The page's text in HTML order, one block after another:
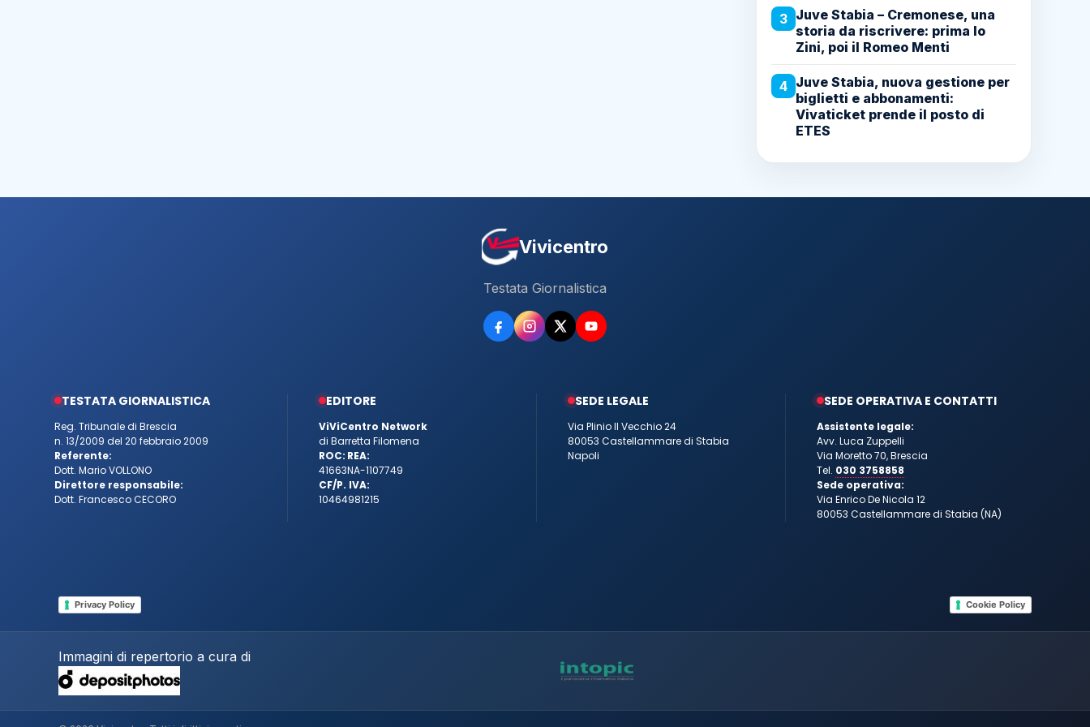
3 Juve Stabia – Cremonese, una
storia da riscrivere: prima lo
Zini, poi il Romeo Menti
4 Juve Stabia, nuova gestione per
biglietti e abbonamenti:
Vivaticket prende il posto di
ETES
Vivicentro
Testata Giornalistica
TESTATA GIORNALISTICA
Reg. Tribunale di Brescia
n. 13/2009 del 20 febbraio 2009
Referente:
Dott. Mario VOLLONO
Direttore responsabile:
Dott. Francesco CECORO
EDITORE
ViViCentro Network
di Barretta Filomena
ROC:
41663
REA:
NA-1107749
CF/P. IVA:
10464981215
SEDE LEGALE
Via Plinio Il Vecchio 24
80053 Castellammare di Stabia
Napoli
SEDE OPERATIVA E CONTATTI
Assistente legale:
Avv. Luca Zuppelli
Via Moretto 70, Brescia
Tel. 030 3758858
Sede operativa:
Via Enrico De Nicola 12
80053 Castellammare di Stabia (NA)
Privacy Policy Cookie Policy
Immagini di repertorio a cura di